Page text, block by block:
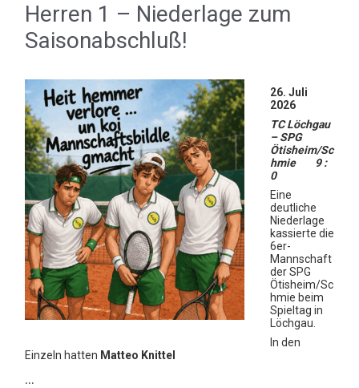
Herren 1 – Niederlage zum
Saisonabschluß!
26. Juli
2026
TC Löchgau
– SPG
Ötisheim/Sc
hmie 9 :
0
Eine
deutliche
Niederlage
kassierte die
6er-
Mannschaft
der SPG
Ötisheim/Sc
hmie beim
Spieltag in
Löchgau.
In den
Einzeln hatten Matteo Knittel
…